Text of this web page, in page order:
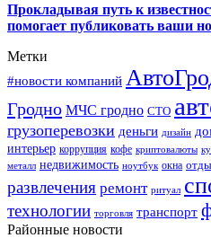
Прокладывая путь к
помогает публиковать ваши
Метки
#новости компаний
Гродно МЧС гродно СТО
грузоперевозки деньги дизайн
интерьер коррупция кофе криптовалюты
металл недвижимость ноутбук окна
развлечения ремонт ритуал
технологии торговля транспорт
Районные новости